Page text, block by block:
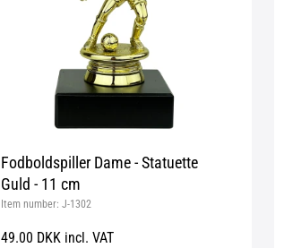
Fodboldspiller Dame - Statuette
Guld - 11 cm
Item number: J-1302
49.00 DKK incl. VAT